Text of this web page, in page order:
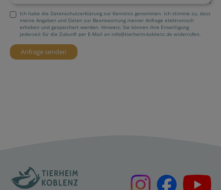
Ich habe die Datenschutzerklärung zur Kenntnis genommen. Ich stimme zu, dass
meine Angaben und Daten zur Beantwortung meiner Anfrage elektronisch
erhoben und gespeichert werden. Hinweis: Sie können Ihre Einwilligung
jederzeit für die Zukunft per E-Mail an info@tierheim-koblenz.de widerrufen.